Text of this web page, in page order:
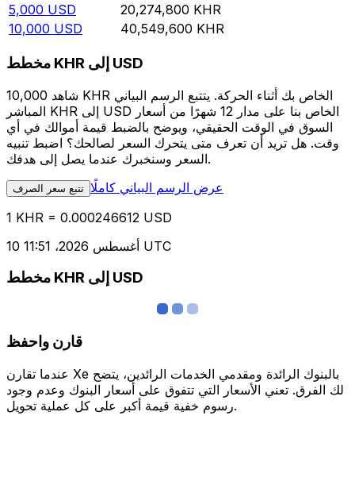
5,000 USD 20,274,800 KHR
10,000 USD 40,549,600 KHR
مخطط KHR إلى USD
شاهد 10,000 KHR الخاص بك أثناء الحركة. يتتبع الرسم البياني
المباشر KHR إلى USD الخاص بنا على مدار 12 شهرًا من أسعار
السوق في الوقت الحقيقي، ويوضح بالضبط قيمة أموالك في أي
وقت. هل تريد أن تعرف متى يتحرك السعر لصالحك؟ اضبط تنبيه
السعر وسنخبرك عندما يصل إلى هدفك.
تتبع سعر الصرف عرض الرسم البياني كاملًا
1 KHR = 0.000246612 USD
10 أغسطس 2026، 11:51 UTC
مخطط KHR إلى USD
قارن واحفظ
عندما تقارن Xe بالبنوك الرائدة ومقدمي الخدمات الرائدين، يتضح
لك الفرق. تعني الأسعار التي تتفوق على أسعار البنوك وعدم وجود
رسوم خفية قيمة أكبر على كل عملية تحويل.